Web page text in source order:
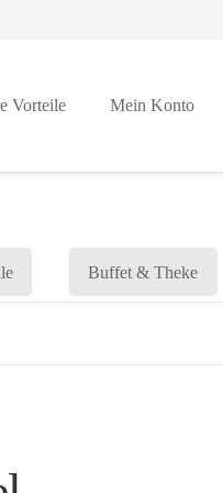
Vorteile Mein Konto
Buffet & Theke